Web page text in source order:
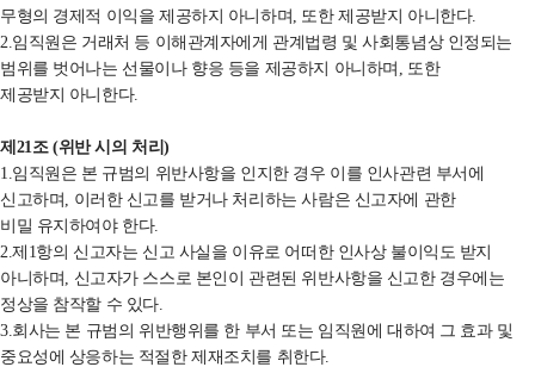
무형의 경제적 이익을 제공하지 아니하며
또한제공받지 아니한다.
2.임직원은 거래처 등 이해관계자에게 관계법령 및 사회통념상 인정되는
범위를 벗어나는 선물이나 향응 등을 제공하지 아니하며
또한
제공받지 아니한다.
제 21 조 (위반 시의 처리)
1.임직원은 본 규범의 위반사항을 인지한 경우 이를 인사관련 부서에
신고하며
이러한 신고를 받거나 처리하는 사람은 신고자에 관한
비밀 유지하여야 한다.
2.제 1 항의 신고자는 신고 사실을 이유로 어떠한 인사상 불이익도 받지
아니하며
신고자가 스스로 본인이 관련된 위반사항을 신고한 경우에는
정상을 참작할 수 있다.
3.회사는 본 규범의 위반행위를 한 부서 또는 임직원에 대하여 그 효과 및
중요성에 상응하는 적절한 제재조치를 취한다.